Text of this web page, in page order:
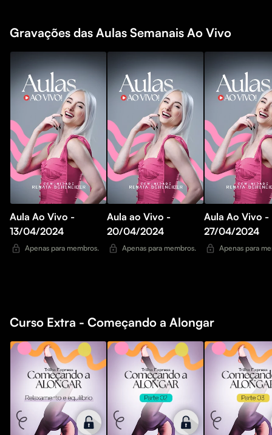
Gravações das Aulas Semanais Ao Vivo
Aula Ao Vivo -
13/04/2024
Apenas para membros.
Aula ao Vivo -
20/04/2024
Apenas para membros.
Aula Ao Vivo -
27/04/2024
Apenas para
Curso Extra - Começando a Alongar